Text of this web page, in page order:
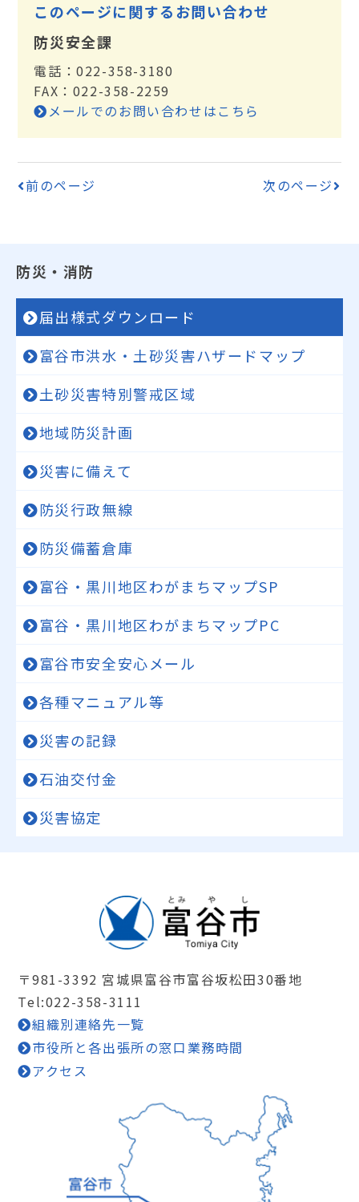
このページに関するお問い合わせ
防災安全課
電話：022-358-3180
FAX：022-358-2259
メールでのお問い合わせはこちら
前のページ 次のページ
防災・消防
届出様式ダウンロード
富谷市洪水・土砂災害ハザードマップ
土砂災害特別警戒区域
地域防災計画
災害に備えて
防災行政無線
防災備蓄倉庫
富谷・黒川地区わがまちマップSP
富谷・黒川地区わがまちマップPC
富谷市安全安心メール
各種マニュアル等
災害の記録
石油交付金
災害協定
〒981-3392 宮城県富谷市富谷坂松田30番地
Tel:022-358-3111
組織別連絡先一覧
市役所と各出張所の窓口業務時間
アクセス